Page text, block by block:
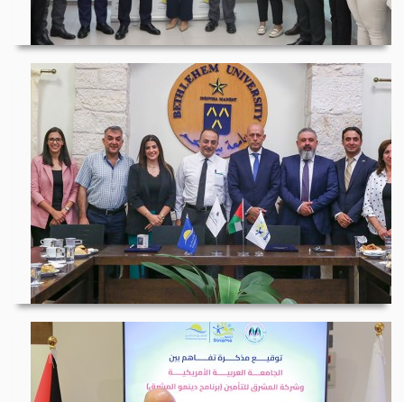
المشرق للتأمين وبورص...
جامعة بيت لحم وشركة...